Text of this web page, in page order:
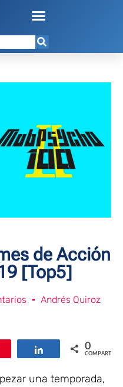
de Acción
[Top5]
Andrés Quiroz
Compartir0
COMPARTIR
una temporada,